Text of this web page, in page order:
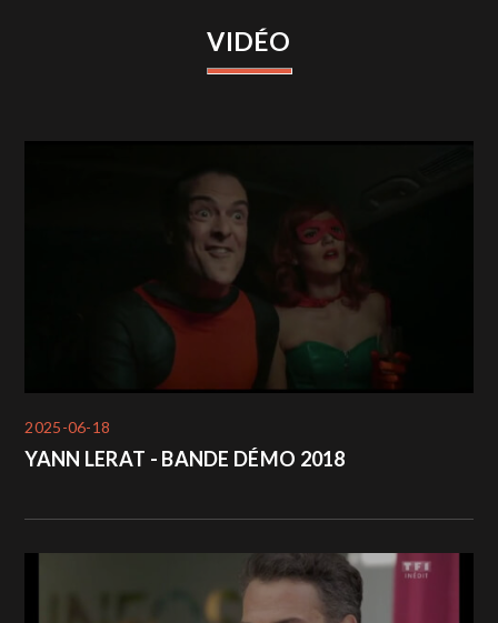
VIDÉO
2025-06-18
YANN LERAT - BANDE DÉMO 2018